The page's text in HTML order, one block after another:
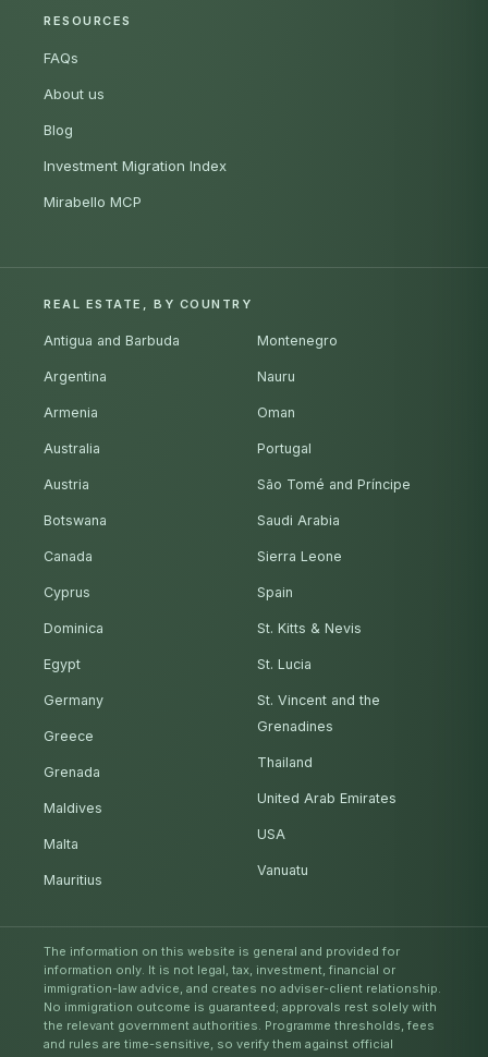
RESOURCES
FAQs
About us
Blog
Investment Migration Index
Mirabello MCP
REAL ESTATE, BY COUNTRY
Antigua and Barbuda
Argentina
Armenia
Australia
Austria
Botswana
Canada
Cyprus
Dominica
Egypt
Germany
Greece
Grenada
Maldives
Malta
Mauritius
Montenegro
Nauru
Oman
Portugal
São Tomé and Príncipe
Saudi Arabia
Sierra Leone
Spain
St. Kitts & Nevis
St. Lucia
St. Vincent and the
Grenadines
Thailand
United Arab Emirates
USA
Vanuatu
The information on this website is general and provided for
information only. It is not legal, tax, investment, financial or
immigration-law advice, and creates no adviser-client relationship.
No immigration outcome is guaranteed; approvals rest solely with
the relevant government authorities. Programme thresholds, fees
and rules are time-sensitive, so verify them against official